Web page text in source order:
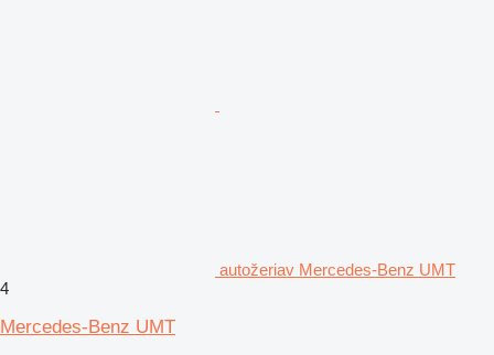
autožeriav Mercedes-Benz UMT
4
Mercedes-Benz UMT